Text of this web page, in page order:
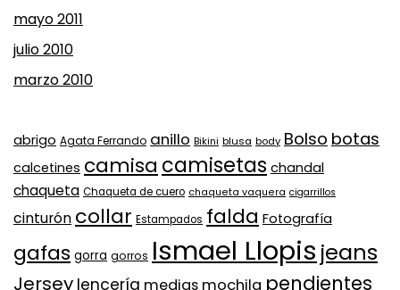
mayo 2011
julio 2010
marzo 2010
abrigo Agata Ferrando anillo Bikini blusa body Bolso botas
calcetines camisa camisetas chandal
chaqueta Chaqueta de cuero chaqueta vaquera cigarrillos
cinturón collar Estampados falda Fotografía
gafas gorra gorros Ismael Llopis jeans
Jersey lencería medias mochila pendientes